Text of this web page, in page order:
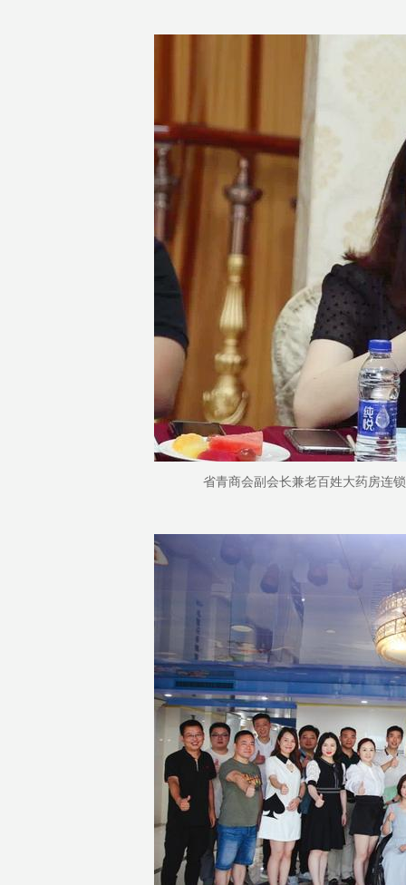
省青商会副会长兼老百姓大药房连